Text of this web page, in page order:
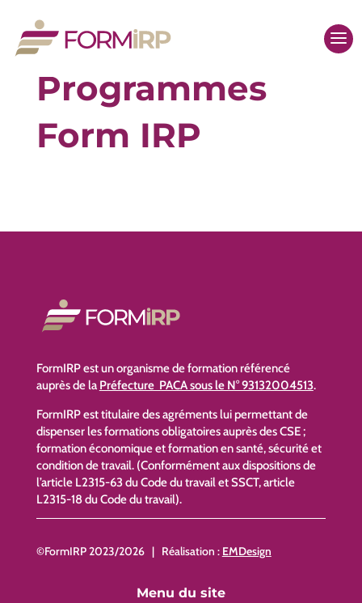
Programmes
Form IRP
FormIRP est un organisme de formation référencé
auprès de la Préfecture PACA sous le N° 93132004513.
FormIRP est titulaire des agréments lui permettant de
dispenser les formations obligatoires auprès des CSE ;
formation économique et formation en santé, sécurité et
condition de travail. (Conformément aux dispositions de
l’article L2315-63 du Code du travail et SSCT, article
L2315-18 du Code du travail).
©FormIRP 2023/2026 | Réalisation : EMDesign
Menu du site